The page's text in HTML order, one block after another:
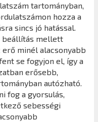
tartományban,
hozza a
sincs jó hatással.
beállítás mellett
minél alacsonyabb
se fogyjon el, így a
erősebb,
autózható.
fog a gyorsulás,
sebességi